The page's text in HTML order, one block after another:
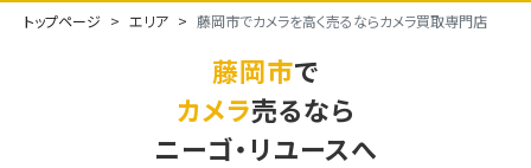
トップページ エリア 藤岡市でカメラを高く売るならカメラ買取専門店
藤岡市で
カメラ売るなら
ニーゴ・リユースへ